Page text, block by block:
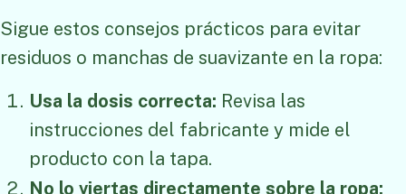
Sigue estos consejos prácticos para evitar
residuos o manchas de suavizante en la ropa:
Usa la dosis correcta: Revisa las
instrucciones del fabricante y mide el
producto con la tapa.
No lo viertas directamente sobre la ropa: